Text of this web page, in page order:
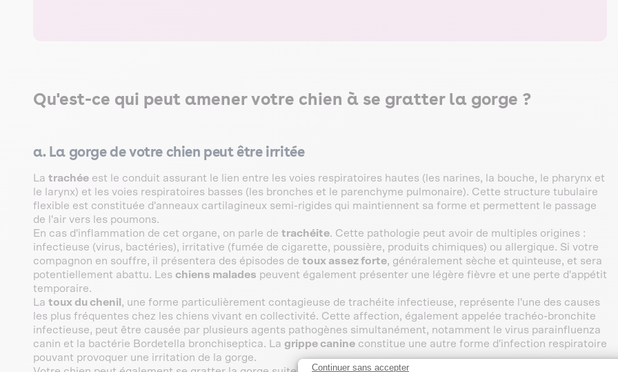
Qu'est-ce qui peut amener votre chien à se gratter la gorge ?
a. La gorge de votre chien peut être irritée
La trachée est le conduit assurant le lien entre les voies respiratoires hautes (les narines, la bouche, le pharynx et
le larynx) et les voies respiratoires basses (les bronches et le parenchyme pulmonaire). Cette structure tubulaire
flexible est constituée d'anneaux cartilagineux semi-rigides qui maintiennent sa forme et permettent le passage
de l'air vers les poumons.
En cas d'inflammation de cet organe, on parle de trachéite. Cette pathologie peut avoir de multiples origines :
infectieuse (virus, bactéries), irritative (fumée de cigarette, poussière, produits chimiques) ou allergique. Si votre
compagnon en souffre, il présentera des épisodes de toux assez forte, généralement sèche et quinteuse, et sera
potentiellement abattu. Les chiens malades peuvent également présenter une légère fièvre et une perte d'appétit
temporaire.
La toux du chenil , une forme particulièrement contagieuse de trachéite infectieuse, représente l'une des causes
les plus fréquentes chez les chiens vivant en collectivité. Cette affection, également appelée trachéo-bronchite
infectieuse, peut être causée par plusieurs agents pathogènes simultanément, notamment le virus parainfluenza
canin et la bactérie Bordetella bronchiseptica. La grippe canine constitue une autre forme d'infection respiratoire
pouvant provoquer une irritation de la gorge.
Continuer sans accepter